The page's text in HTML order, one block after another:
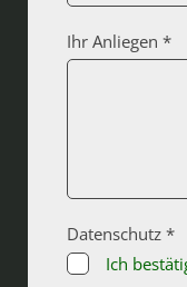
Ihr Anliegen *
Datenschutz *
Ich